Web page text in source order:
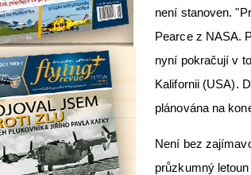
není stanoven.
Pearce z NASA.
nyní pokračují v
Kalifornii (USA).
plánována na
Není bez
průzkumný